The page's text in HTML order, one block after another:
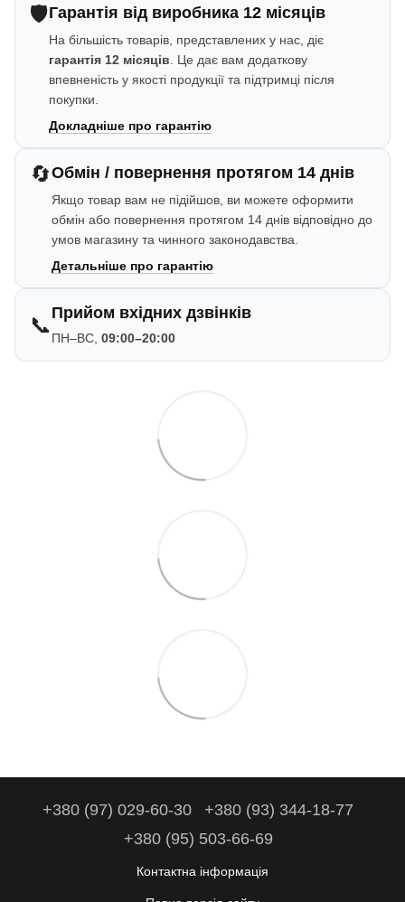
🛡️Гарантія від виробника 12 місяців
На більшість товарів, представлених у нас, діє
гарантія 12 місяців . Це дає вам додаткову
впевненість у якості продукції та підтримці після
покупки.
Докладніше про гарантію
🔄Обмін / повернення протягом 14 днів
Якщо товар вам не підійшов, ви можете оформити
обмін або повернення протягом 14 днів відповідно до
умов магазину та чинного законодавства.
Детальніше про гарантію
📞 Прийом вхідних дзвінків
ПН–ВС, 09:00–20:00
+380 (97) 029-60-30
+380 (93) 344-18-77
+380 (95) 503-66-69
Контактна інформація